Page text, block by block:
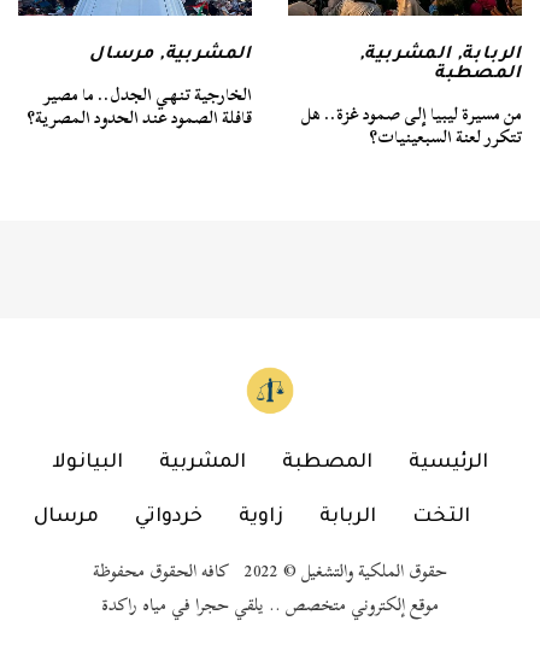
الربابة,المشربية,
المصطبة
من مسيرة ليبيا إلى صمود غزة.. هل
تتكرر لعنة السبعينيات؟
المشربية,مرسال
الخارجية تنهي الجدل.. ما مصير
قافلة الصمود عند الحدود المصرية؟
الرئيسية المصطبة المشربية البيانولا
التخت الربابة زاوية خردواتي مرسال
حقوق الملكية والتشغيل © 2022 كافه الحقوق محفوظة
موقع إلكتروني متخصص .. يلقي حجرا في مياه راكدة